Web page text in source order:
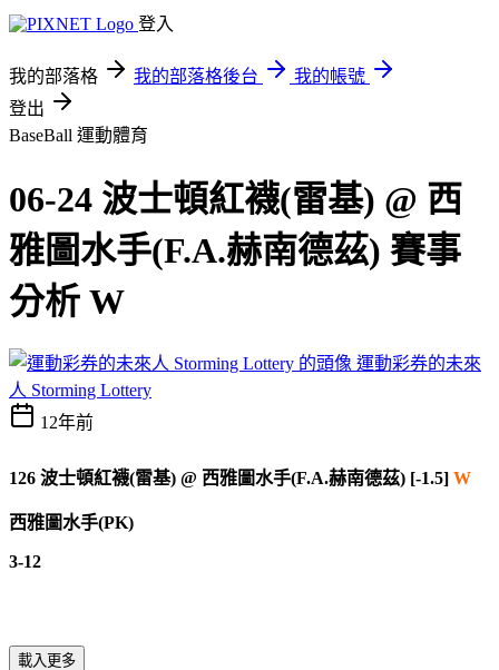
登入
我的部落格 我的部落格後台
我的帳號
登出
BaseBall 運動體育
06-24 波士頓紅襪(雷基) @ 西
雅圖水手(F.A.赫南德茲) 賽事
分析 W
運動彩券的未來
人 Storming Lottery
12年前
126 波士頓紅襪(雷基) @ 西雅圖水手(F.A.赫南德茲) [-1.5] W
西雅圖水手(PK)
3-12
載入更多